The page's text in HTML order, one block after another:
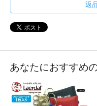
返
あなたにおすすめ